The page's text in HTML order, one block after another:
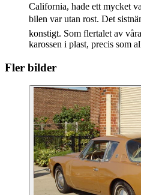
California, hade ett mycket
bilen var utan rost. Det
konstigt. Som flertalet av
karossen i plast, precis som
Fler bilder